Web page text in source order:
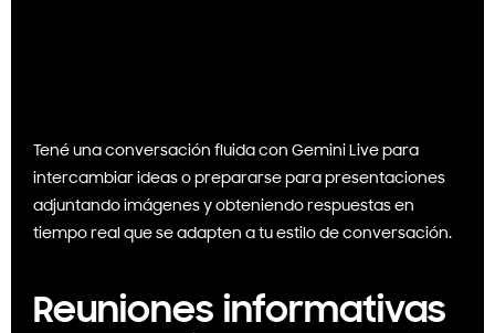
Tené una conversación fluida con Gemini Live para
intercambiar ideas o prepararse para presentaciones
adjuntando imágenes y obteniendo respuestas en
tiempo real que se adapten a tu estilo de conversación.
Reuniones informativas